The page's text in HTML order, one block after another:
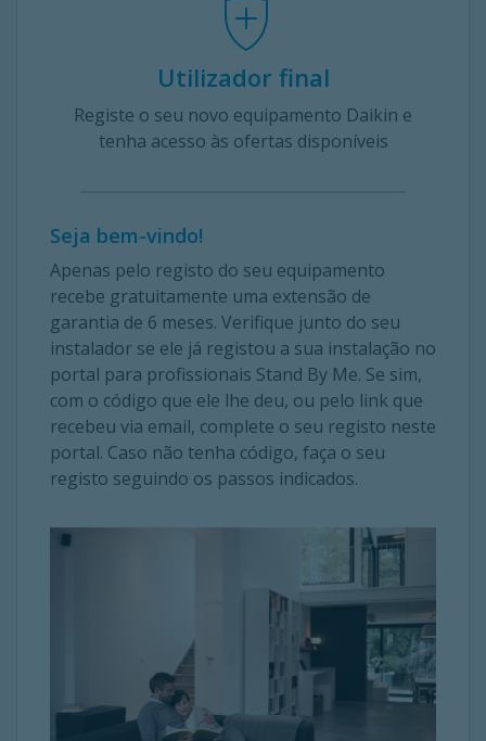
Utilizador final
Registe o seu novo equipamento Daikin e
tenha acesso às ofertas disponíveis
Seja bem-vindo!
Apenas pelo registo do seu equipamento
recebe gratuitamente uma extensão de
garantia de 6 meses. Verifique junto do seu
instalador se ele já registou a sua instalação no
portal para profissionais Stand By Me. Se sim,
com o código que ele lhe deu, ou pelo link que
recebeu via email, complete o seu registo neste
portal. Caso não tenha código, faça o seu
registo seguindo os passos indicados.